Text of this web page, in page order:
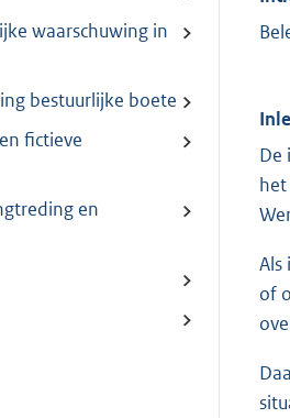
waarschuwing in
bestuurlijke boete
fictieve
en
De
Als
of